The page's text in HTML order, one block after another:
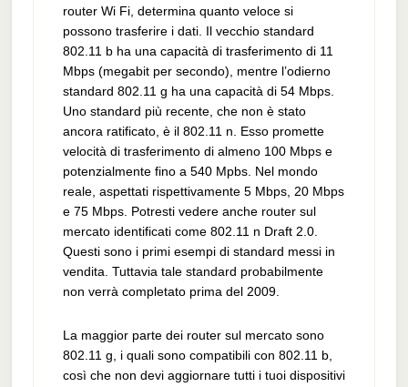
router Wi Fi, determina quanto veloce si
possono trasferire i dati. Il vecchio standard
802.11 b ha una capacità di trasferimento di 11
Mbps (megabit per secondo), mentre l’odierno
standard 802.11 g ha una capacità di 54 Mbps.
Uno standard più recente, che non è stato
ancora ratificato, è il 802.11 n. Esso promette
velocità di trasferimento di almeno 100 Mbps e
potenzialmente fino a 540 Mpbs. Nel mondo
reale, aspettati rispettivamente 5 Mbps, 20 Mbps
e 75 Mbps. Potresti vedere anche router sul
mercato identificati come 802.11 n Draft 2.0.
Questi sono i primi esempi di standard messi in
vendita. Tuttavia tale standard probabilmente
non verrà completato prima del 2009.
La maggior parte dei router sul mercato sono
802.11 g, i quali sono compatibili con 802.11 b,
così che non devi aggiornare tutti i tuoi dispositivi